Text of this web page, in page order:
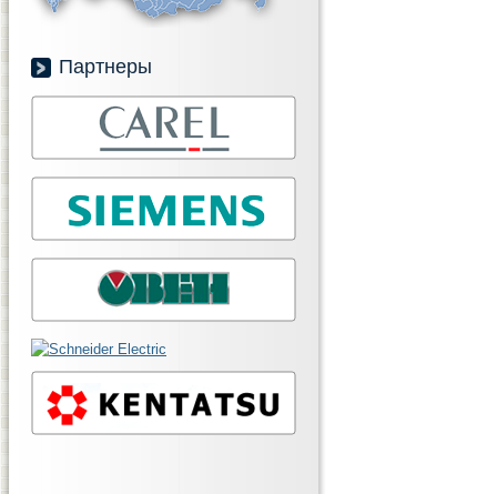
Партнеры